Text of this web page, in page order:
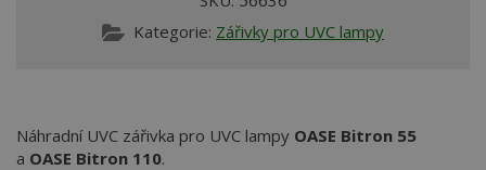
Kategorie: Zářivky pro UVC lampy
Náhradní UVC zářivka pro UVC lampy OASE Bitron 55
a OASE Bitron 110.